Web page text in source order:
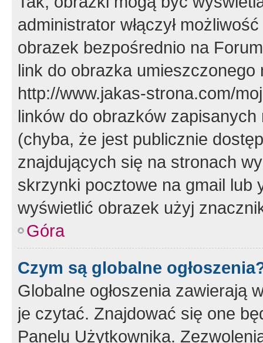
administrator włączył
obrazek bezpośrednio na
link do obrazka
http://www.jakas-strona.com/
linków do obrazków
(chyba, że jest publicznie
znajdujących się na stronach
skrzynki pocztowe na gmail lub
wyświetlić obrazek użyj
Góra
Czym są globalne
Globalne ogłoszenia zawierają
je czytać. Znajdować się one
Panelu Użytkownika.